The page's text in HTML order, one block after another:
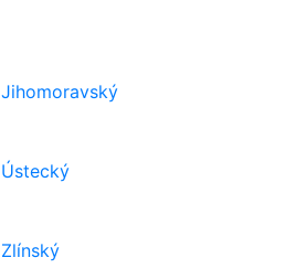
Jihomoravský
Ústecký
Zlínský